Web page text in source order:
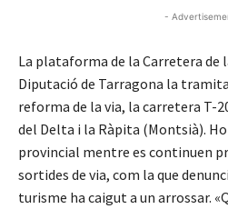
-
La plataforma de la Carretera de
Diputació de Tarragona la
reforma de la via, la carretera T-
del Delta i la Ràpita (Montsià). Ho
provincial mentre es continuen
sortides de via, com la que
turisme ha caigut a un arrossar.